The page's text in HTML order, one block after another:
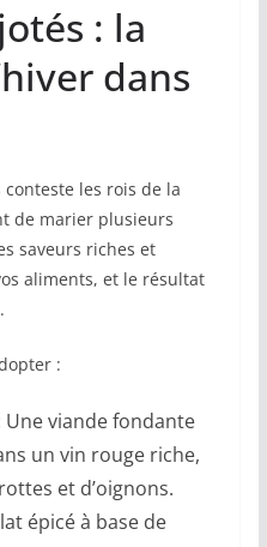
: la
dans
les rois de la
de marier plusieurs
saveurs riches et
aliments, et le résultat
:
Une viande fondante
un vin rouge riche,
et d’oignons.
épicé à base de